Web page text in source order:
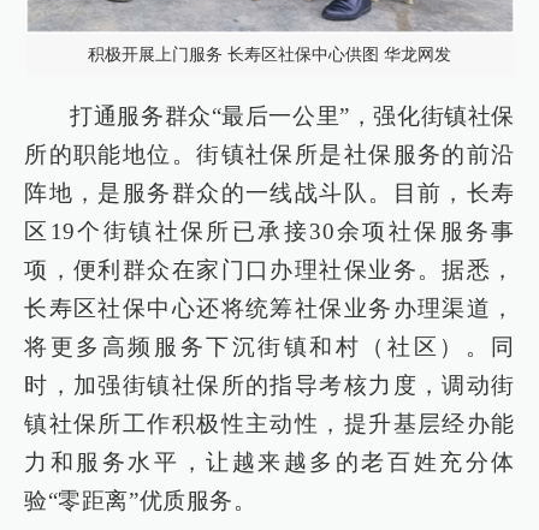
积极开展上门服务 长寿区社保中心供图 华龙网发
打通服务群众“最后一公里”，强化街镇社保
所的职能地位。街镇社保所是社保服务的前沿
阵地，是服务群众的一线战斗队。目前，长寿
区19个街镇社保所已承接30余项社保服务事
项，便利群众在家门口办理社保业务。据悉，
长寿区社保中心还将统筹社保业务办理渠道，
将更多高频服务下沉街镇和村（社区）。同
时，加强街镇社保所的指导考核力度，调动街
镇社保所工作积极性主动性，提升基层经办能
力和服务水平，让越来越多的老百姓充分体
验“零距离”优质服务。